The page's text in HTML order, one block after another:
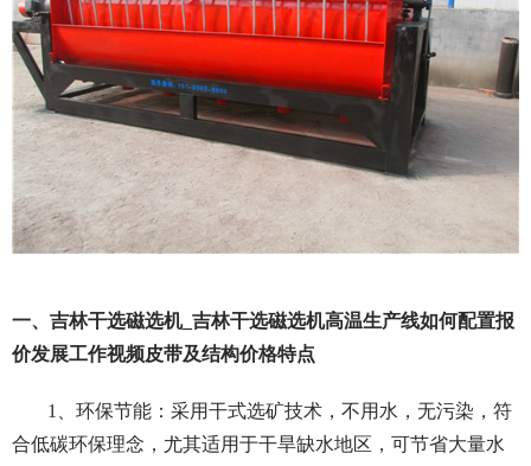
一、吉林干选磁选机_吉林干选磁选机高温生产线如何配置报
价发展工作视频皮带及结构价格特点
1、环保节能：采用干式选矿技术，不用水，无污染，符
合低碳环保理念，尤其适用于干旱缺水地区，可节省大量水